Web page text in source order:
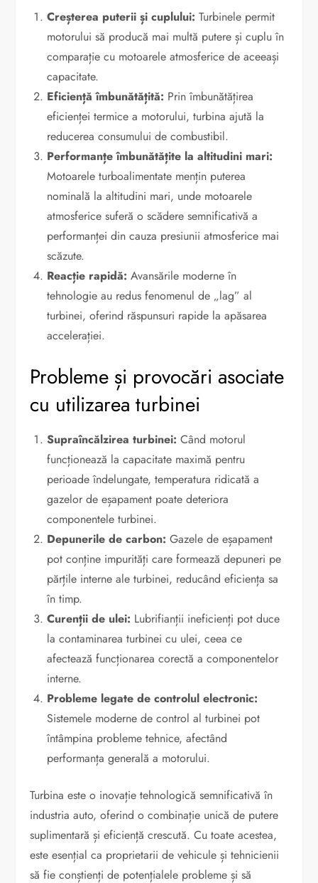
Creșterea puterii și cuplului: Turbinele permit
motorului să producă mai multă putere și cuplu în
comparație cu motoarele atmosferice de aceeași
capacitate.
Eficiență îmbunătățită: Prin îmbunătățirea
eficienței termice a motorului, turbina ajută la
reducerea consumului de combustibil.
Performanțe îmbunătățite la altitudini mari:
Motoarele turboalimentate mențin puterea
nominală la altitudini mari, unde motoarele
atmosferice suferă o scădere semnificativă a
performanței din cauza presiunii atmosferice mai
scăzute.
Reacție rapidă: Avansările moderne în
tehnologie au redus fenomenul de „lag” al
turbinei, oferind răspunsuri rapide la apăsarea
accelerației.
Probleme și provocări asociate
cu utilizarea turbinei
Supraîncălzirea turbinei: Când motorul
funcționează la capacitate maximă pentru
perioade îndelungate, temperatura ridicată a
gazelor de eșapament poate deteriora
componentele turbinei.
Depunerile de carbon: Gazele de eșapament
pot conține impurități care formează depuneri pe
părțile interne ale turbinei, reducând eficiența sa
în timp.
Curenții de ulei: Lubrifianții ineficienți pot duce
la contaminarea turbinei cu ulei, ceea ce
afectează funcționarea corectă a componentelor
interne.
Probleme legate de controlul electronic:
Sistemele moderne de control al turbinei pot
întâmpina probleme tehnice, afectând
performanța generală a motorului.
Turbina este o inovație tehnologică semnificativă în
industria auto, oferind o combinație unică de putere
suplimentară și eficiență crescută. Cu toate acestea,
este esențial ca proprietarii de vehicule și tehnicienii
să fie conștienți de potențialele probleme și să